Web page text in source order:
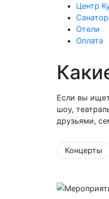
Центр
Отели
Оплата
Если вы
шоу,
друзьями,
Концерты